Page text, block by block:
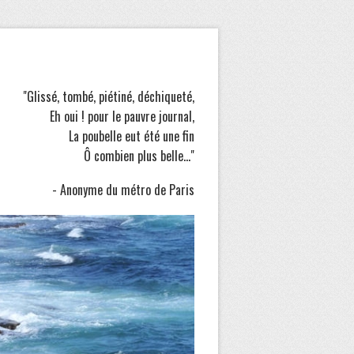
"Glissé, tombé, piétiné, déchiqueté,
Eh oui ! pour le pauvre journal,
La poubelle eut été une fin
Ô combien plus belle..."
- Anonyme du métro de Paris